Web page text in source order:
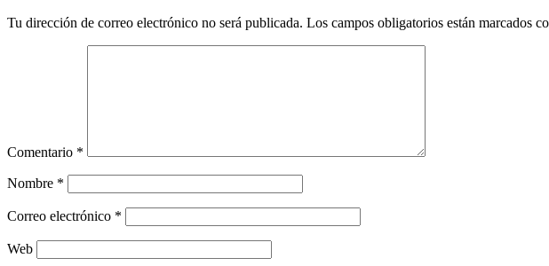
Tu dirección de correo electrónico no será publicada. Los campos obligatorios están marcados
Comentario *
Nombre *
Correo electrónico *
Web